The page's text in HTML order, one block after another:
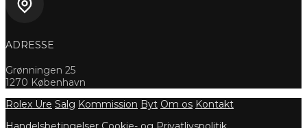
ADRESSE
Grønningen 25
1270 København
Rolex Ure Salg Kommission Byt Om os Kontakt